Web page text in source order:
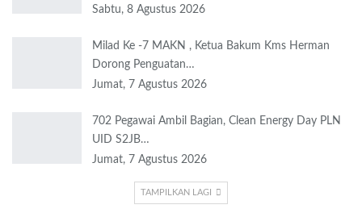
Sabtu, 8 Agustus 2026
Milad Ke -7 MAKN , Ketua Bakum Kms Herman
Dorong Penguatan…
Jumat, 7 Agustus 2026
702 Pegawai Ambil Bagian, Clean Energy Day PLN
UID S2JB…
Jumat, 7 Agustus 2026
TAMPILKAN LAGI